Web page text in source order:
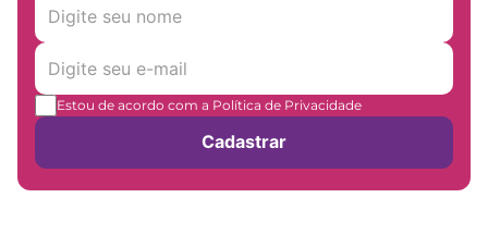
Estou de acordo com a Política de Privacidade
Cadastrar